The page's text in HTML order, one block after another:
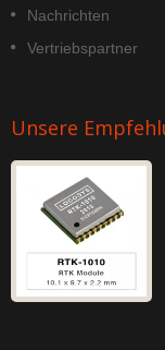
Nachrichten
Vertriebspartner
Unsere